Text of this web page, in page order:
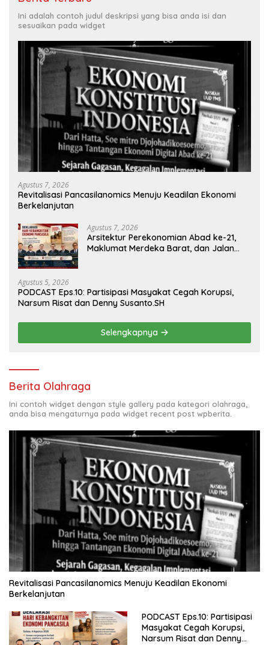
Ini adalah contoh judul deskripsi yang bisa anda isi dan
sesuaikan pada widget
Agustus 7, 2026
Revitalisasi Pancasilanomics Menuju Keadilan Ekonomi
Berkelanjutan
Agustus 7, 2026
Arsitektur Perekonomian Abad ke-21,
Maklumat Merdeka Barat, dan Jalan
Agustus 5, 2026
PODCAST Eps.10: Partisipasi Masyakat Cegah Korupsi,
Narsum Risat dan Denny Susanto.SH
Selengkapnya
Berita Olahraga
Ini contoh widget dengan style gallery pada kategori olahraga,
anda bisa mengaturnya pada widget recent post wpberita.
Revitalisasi Pancasilanomics Menuju Keadilan Ekonomi
Berkelanjutan
PODCAST Eps.10: Partisipasi
Masyakat Cegah Korupsi,
Narsum Risat dan Denny